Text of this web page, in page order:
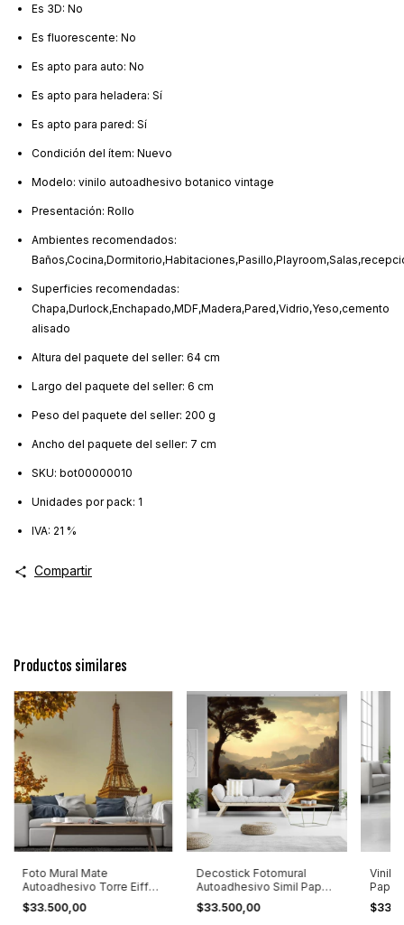
Es 3D: No
Es fluorescente: No
Es apto para auto: No
Es apto para heladera: Sí
Es apto para pared: Sí
Condición del ítem: Nuevo
Modelo: vinilo autoadhesivo botanico vintage
Presentación: Rollo
Ambientes recomendados:
Superficies recomendadas:
Chapa,Durlock,Enchapado,MDF,Madera,Pared,Vidrio,Yeso,cemento
alisado
Altura del paquete del seller: 64 cm
Largo del paquete del seller: 6 cm
Peso del paquete del seller: 200 g
Ancho del paquete del seller: 7 cm
SKU: bot00000010
Unidades por pack: 1
IVA: 21 %
Compartir
Productos similares
Foto Mural Mate
Autoadhesivo Torre Eiffel
Maxima Calidad Full Color
$33.500,00
Decostick Fotomural
Autoadhesivo Simil Papel
Pintado X M2
$33.500,00
Vinilo
Papel
Full